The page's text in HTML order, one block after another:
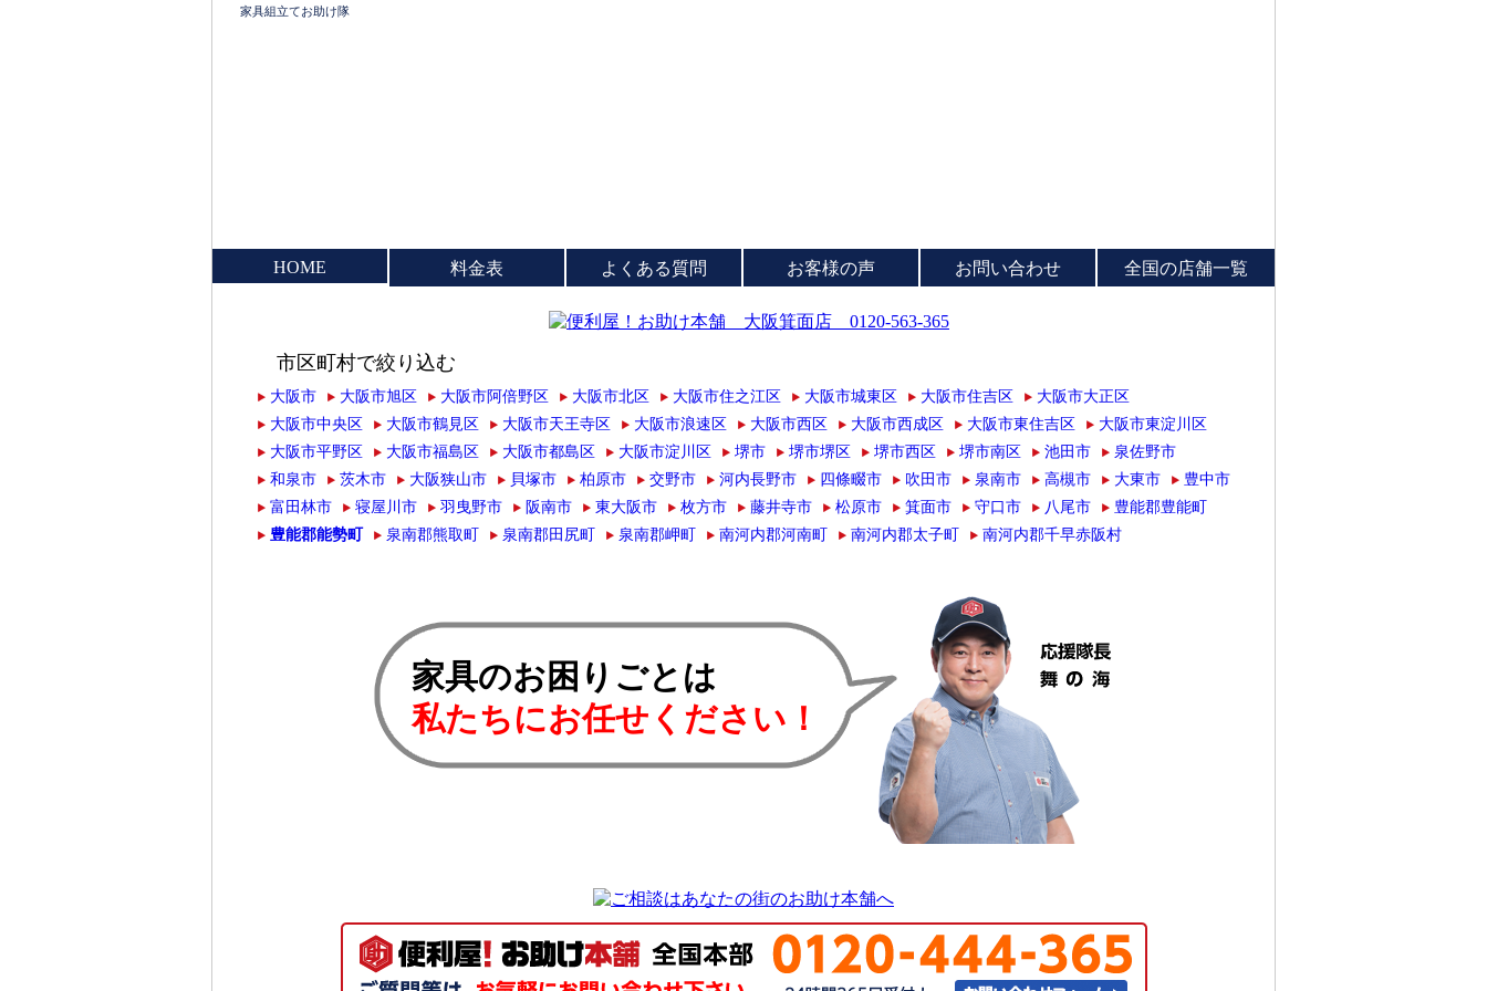
家具組立てお助け隊
HOME 料金表 よくある質問 お客様の声 お問い合わせ 全国の店舗一覧
市区町村で絞り込む
大阪市 大阪市旭区 大阪市阿倍野区 大阪市北区 大阪市住之江区 大阪市城東区 大阪市住吉区
大阪市大正区
大阪市中央区
大阪市鶴見区 大阪市天王寺区 大阪市浪速区 大阪市西区 大阪市西成区 大阪市東住吉区
大阪市東淀川区
大阪市平野区
大阪市福島区 大阪市都島区 大阪市淀川区 堺市 堺市堺区 堺市西区 堺市南区 池田市
泉佐野市
和泉市
茨木市 大阪狭山市 貝塚市 柏原市 交野市 河内長野市 四條畷市 吹田市 泉南市 高槻市 大東市
豊中市
富田林市
寝屋川市 羽曳野市 阪南市 東大阪市 枚方市 藤井寺市 松原市 箕面市 守口市 八尾市
豊能郡豊能町
豊能郡能勢町
泉南郡熊取町 泉南郡田尻町 泉南郡岬町 南河内郡河南町 南河内郡太子町 南河内郡千早赤阪村
家具のお困りごとは
私たちにお任せください！